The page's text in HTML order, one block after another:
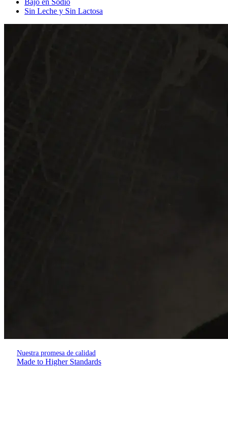
Sin Leche y Sin Lactosa
Nuestra promesa de calidad
Made to Higher Standards